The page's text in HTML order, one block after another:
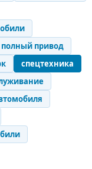
полный привод
спецтехника